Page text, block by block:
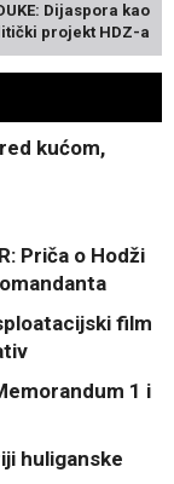
Dijaspora kao
projekt HDZ-a
kućom,
Priča o Hodži
film
1 i
huliganske